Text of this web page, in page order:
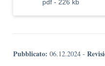
pdf - 226 kb
Pubblicato: 06.12.2024 -